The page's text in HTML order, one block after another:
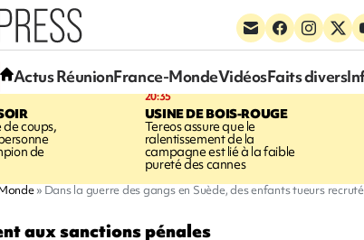
Actus RéunionFrance-MondeVidéosFaits divers
coups,
de
20:35
USINE DE BOIS-ROUGE
Tereos assure que le
ralentissement de la
campagne est lié à la faible
pureté des cannes
Dans la guerre des gangs en Suède, des enfants tueurs
aux sanctions pénales